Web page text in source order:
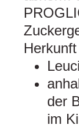
der
im